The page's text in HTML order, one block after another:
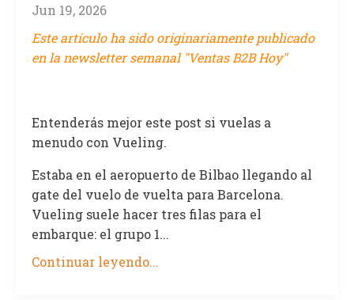
Jun 19, 2026
Este artículo ha sido originariamente publicado
en la newsletter semanal "Ventas B2B Hoy"
Entenderás mejor este post si vuelas a
menudo con Vueling.
Estaba en el aeropuerto de Bilbao llegando al
gate del vuelo de vuelta para Barcelona.
Vueling suele hacer tres filas para el
embarque: el grupo 1...
Continuar leyendo...